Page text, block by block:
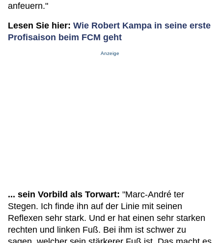
anfeuern."
Lesen Sie hier: Wie Robert Kampa in seine erste
Profisaison beim FCM geht
Anzeige
... sein Vorbild als Torwart: "Marc-André ter
Stegen. Ich finde ihn auf der Linie mit seinen
Reflexen sehr stark. Und er hat einen sehr starken
rechten und linken Fuß. Bei ihm ist schwer zu